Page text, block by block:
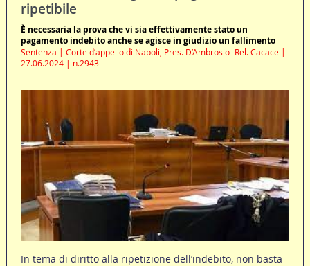
ripetibile
È necessaria la prova che vi sia effettivamente stato un
pagamento indebito anche se agisce in giudizio un fallimento
Sentenza | Corte d’appello di Napoli, Pres. D’Ambrosio- Rel. Cacace |
27.06.2024 | n.2943
In tema di diritto alla ripetizione dell’indebito, non basta